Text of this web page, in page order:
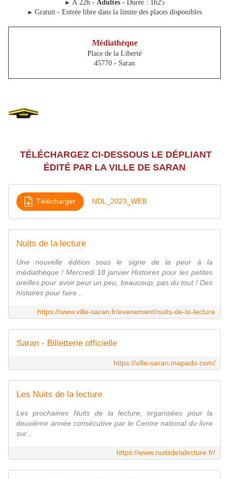
► À 22h - Adultes - Durée : 1h25
► Gratuit - Entrée libre dans la limite des places disponibles
Médiathèque
Place de la Liberté
45770 - Saran
TÉLÉCHARGEZ CI-DESSOUS LE DÉPLIANT
ÉDITÉ PAR LA VILLE DE SARAN
Télécharger NDL_2023_WEB
Nuits de la lecture
Une nouvelle édition sous le signe de la peur à la
médiathèque ! Mercredi 18 janvier Histoires pour les petites
oreilles pour avoir peur un peu, beaucoup, pas du tout ! Des
histoires pour faire...
https://www.ville-saran.fr/evenement/nuits-de-la-lecture
Saran - Billetterie officielle
https://ville-saran.mapado.com/
Les Nuits de la lecture
Les prochaines Nuits de la lecture, organisées pour la
deuxième année consécutive par le Centre national du livre
sur...
https://www.nuitsdelalecture.fr/